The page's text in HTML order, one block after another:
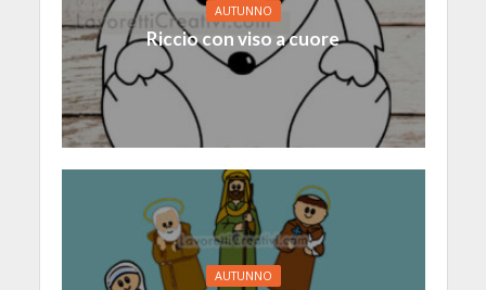
AUTUNNO
Riccio con viso a cuore
AUTUNNO